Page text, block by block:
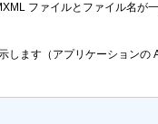
ファイルとファイル名が
します（アプリケーション